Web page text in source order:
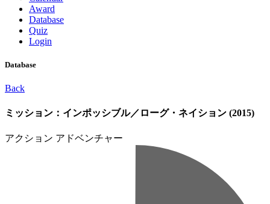
Award
Database
Quiz
Login
Database
Back
ミッション：インポッシブル／ローグ・ネイション (2015)
アクション アドベンチャー